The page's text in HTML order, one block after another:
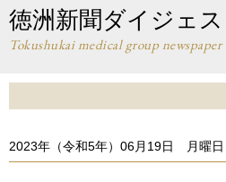
徳洲新聞ダイジェス
Tokushukai medical group newspaper
2023年（令和5年）06月19日 月曜